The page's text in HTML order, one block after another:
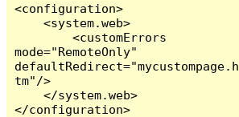
<configuration>
    <system.web>
        <customErrors
mode="RemoteOnly"
defaultRedirect="mycustompage.h
tm"/>
    </system.web>
</configuration>